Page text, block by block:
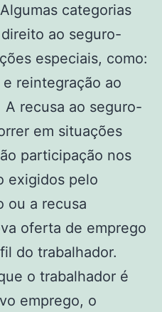
categorias
ao seguro-
especiais, como:
reintegração ao
recusa ao seguro-
em situações
participação nos
exigidos pelo
ou a recusa
oferta de emprego
do trabalhador.
o trabalhador é
emprego, o